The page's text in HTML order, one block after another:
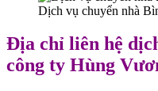
Dịch vụ chuyển nhà
Địa chỉ liên hệ
công ty Hùng